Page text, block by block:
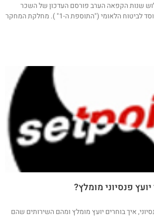
שנות הקפאה הערב פורסם העדכון של השכר
הממוצע במשק לפי המוסד לביטוח הלאומי ("התוספת ה-1" ). מחלקת המחקר
פנסיוני מומלץ?
איך בוחרים יועץ מומלץ ומהם השירותים שהם